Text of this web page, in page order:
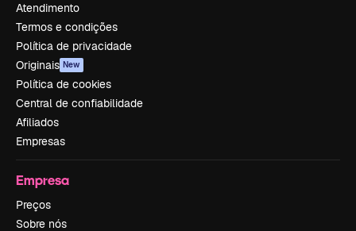
Atendimento
Termos e condições
Política de privacidade
Originais New
Política de cookies
Central de confiabilidade
Afiliados
Empresas
Empresa
Preços
Sobre nós